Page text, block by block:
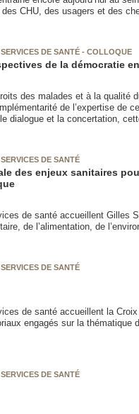
CHU, des usagers et des
DE SANTÉ - COLLOQUE
de la démocratie
des malades et à la
de l’expertise de
dialogue et la concertation,
DE SANTÉ
des enjeux sanitaires
de santé accueillent Gilles
de l’alimentation, de
DE SANTÉ
de santé accueillent la
engagés sur la thématique
DE SANTÉ